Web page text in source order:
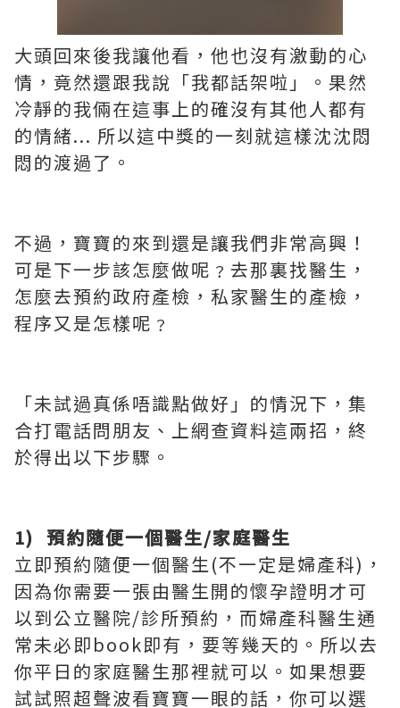
大頭回來後我讓他看，他也沒有激動的心
情，竟然還跟我說「我都話架啦」。果然
冷靜的我倆在這事上的確沒有其他人都有
的情緒... 所以這中獎的一刻就這樣沈沈悶
悶的渡過了。
不過，寶寶的來到還是讓我們非常高興！
可是下一步該怎麼做呢﹖去那裏找醫生，
怎麼去預約政府產檢，私家醫生的產檢，
程序又是怎樣呢﹖
「未試過真係唔識點做好」的情況下，集
合打電話問朋友、上網查資料這兩招，終
於得出以下步驟。
1) 預約隨便一個醫生/家庭醫生
立即預約隨便一個醫生(不一定是婦產科)，
因為你需要一張由醫生開的懷孕證明才可
以到公立醫院/診所預約，而婦產科醫生通
常未必即book即有，要等幾天的。所以去
你平日的家庭醫生那裡就可以。如果想要
試試照超聲波看寶寶一眼的話，你可以選